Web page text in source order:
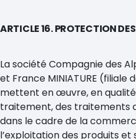
ARTICLE 16. PROTECTION
La société Compagnie des
et France MINIATURE (filiale
mettent en œuvre, en
traitement, des traitements
dans le cadre de la
l’exploitation des produits